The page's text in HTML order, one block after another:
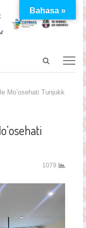
Open
Mo’osehati Tunjukkan
1079
Bahasa »